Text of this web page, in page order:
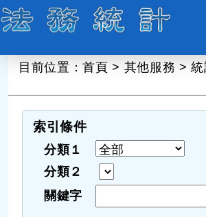
目前位置：首頁 > 其他服務 >
索引條件
分類１
分類２
關鍵字